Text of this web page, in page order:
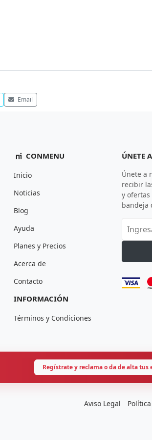
Email
CONMENU
Inicio
Noticias
Blog
Ayuda
Planes y Precios
Acerca de
Contacto
INFORMACIÓN
Términos y Condiciones
ÚNETE
Únete a
recibir
y
bandeja
Regístrate y reclama o da de alta
Aviso Legal